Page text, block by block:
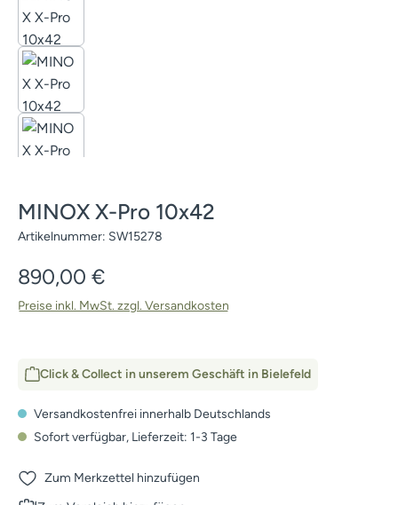
MINOX X-Pro 10x42
Artikelnummer: SW15278
Regulärer Preis:
890,00 €
Preise inkl. MwSt. zzgl. Versandkosten
Click & Collect in unserem Geschäft in Bielefeld
Versandkostenfrei innerhalb Deutschlands
Sofort verfügbar, Lieferzeit: 1-3 Tage
Zum Merkzettel hinzufügen